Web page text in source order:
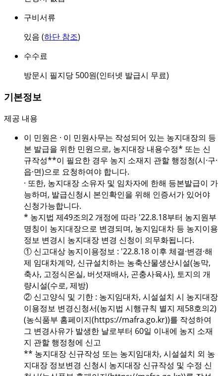
구비서류
있음 (하단 참조)
수수료
방문시 필지당 500원(인터넷 발급시 무료)
기본정보
제공 내용
이 민원은 · 이 민원사무는 작성되어 있는 농지대장의 등
본 발급을 위한 민원으로, 농지대장 내용수정* 또는 신
규작성**이 필요한 경우 농지 소재지 관할 행정청(시·구·
읍·면)으로 요청하여야 합니다.
· 또한, 농지대장 소유자 및 임차자에 한해 등본발급이 가
능하며, 발급신청시 본인확인을 위해 인증서가 있어야
신청가능합니다.
* 농지법 제49조의2 개정에 따라 '22.8.18부터 농지원부
명칭이 농지대장으로 변경되며, 농지임대차 등 농지이용
정보 변경시 농지대장 변경 신청이 의무화됩니다.
① 신고대상 농지이용정보 : '22.8.18 이후 체결·변경·해
제 임대차계약, 신규설치하는 농축산물생산시설(농막,
축사, 고정식온실, 버섯재배사, 곤충사육사), 토지의 개
량시설(수로, 제방)
② 신고양식 및 기한 : 농지임대차, 시설설치 시 농지대장
이용정보 변경신청서(농지법 시행규칙 별지 제58호의2)
(농식품부 홈페이지(https://mafra.go.kr))를 작성하여
그 변경사유가 발생한 날로부터 60일 이내에 농지 소재
지 관할 행정청에 신고
** 농지대장 신규작성 또는 농지임대차, 시설설치 외 농
지대장 정보변경 신청시 농지대장 신규작성 및 수정 신